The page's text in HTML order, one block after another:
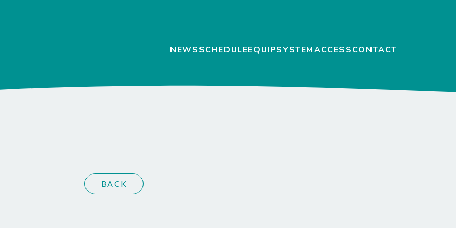
NEWSSCHEDULEEQUIPSYSTEMACCESSCONTACT
BACK